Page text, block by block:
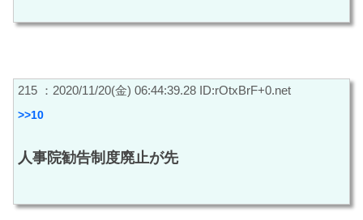
215 ：2020/11/20(金) 06:44:39.28 ID:rOtxBrF+0.net
>>10
人事院勧告制度廃止が先